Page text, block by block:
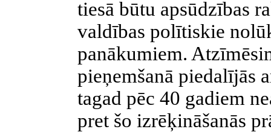
tiesā būtu apsūdzības
valdības polītiskie
panākumiem.
pieņemšanā piedalījās
tagad pēc 40 gadiem
pret šo izrēķināšanās